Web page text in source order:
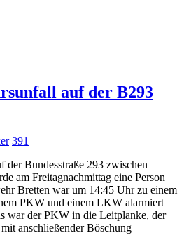
auf der B293
391
der Bundesstraße 293 zwischen
am Freitagnachmittag eine Person
Bretten war um 14:45 Uhr zu einem
PKW und einem LKW alarmiert
war der PKW in die Leitplanke, der
anschließender Böschung